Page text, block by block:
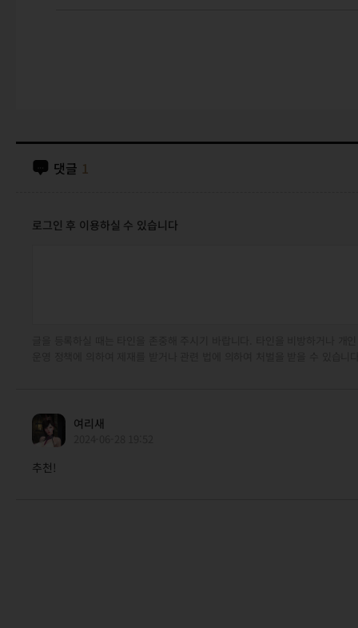
댓글 1
로그인 후 이용하실 수 있습니다
여리새
추천!